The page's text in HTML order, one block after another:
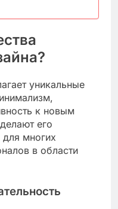
уникальные
к новым
его
многих
в области